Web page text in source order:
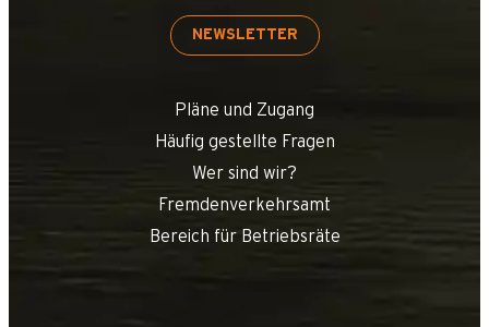
NEWSLETTER
Pläne und Zugang
Häufig gestellte Fragen
Wer sind wir?
Fremdenverkehrsamt
Bereich für Betriebsräte